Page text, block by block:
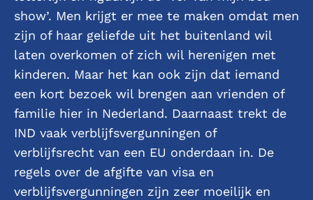
show’. Men krijgt er mee te maken omdat men
zijn of haar geliefde uit het buitenland wil
laten overkomen of zich wil herenigen met
kinderen. Maar het kan ook zijn dat iemand
een kort bezoek wil brengen aan vrienden of
familie hier in Nederland. Daarnaast trekt de
IND vaak verblijfsvergunningen of
verblijfsrecht van een EU onderdaan in. De
regels over de afgifte van visa en
verblijfsvergunningen zijn zeer moeilijk en